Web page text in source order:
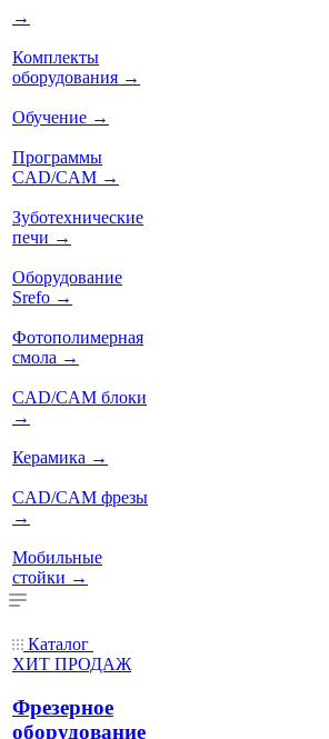
→
Комплекты
оборудования →
Обучение →
Программы
CAD/CAM →
Зуботехнические
печи →
Оборудование
Srefo →
Фотополимерная
смола →
CAD/CAM блоки
→
Керамика →
CAD/CAM фрезы
→
Мобильные
стойки →
Каталог
ХИТ ПРОДАЖ
Фрезерное
оборудование